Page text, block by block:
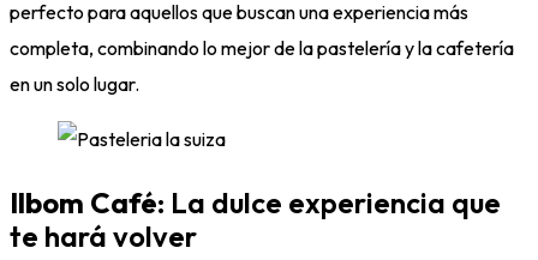
perfecto para aquellos que buscan una experiencia más
completa, combinando lo mejor de la pastelería y la cafetería
en un solo lugar.
Ilbom Café: La dulce experiencia que
te hará volver